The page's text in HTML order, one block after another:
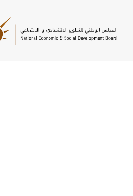
MAIN